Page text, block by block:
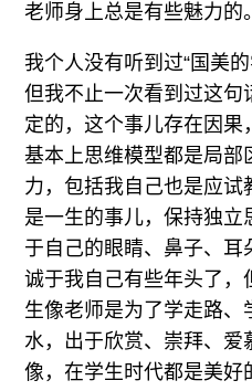
老师身上总是有些魅力的。
我个人没有听到过“国美
但我不止一次看到过这
定的，这个事儿存在因果
基本上思维模型都是局部
力，包括我自己也是应试
是一生的事儿，保持独
于自己的眼睛、鼻子、耳
诚于我自己有些年头了，
生像老师是为了学走路、
水，出于欣赏、崇拜、爱
像，在学生时代都是美好